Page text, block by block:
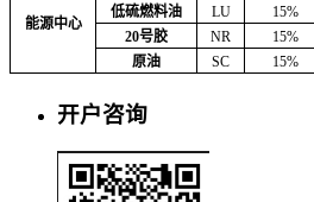
能源中心
低硫燃料油
LU 15%
20号胶
NR 15%
原油
SC 15%
开户咨询